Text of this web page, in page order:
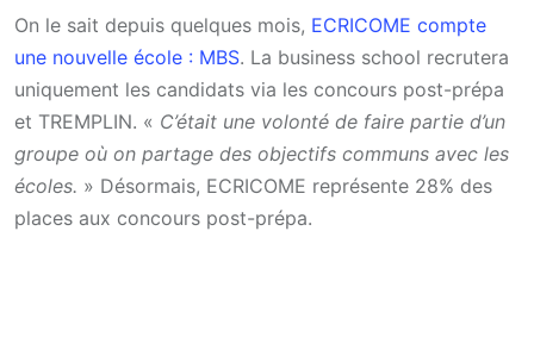
On le sait depuis quelques mois, ECRICOME compte
une nouvelle école : MBS. La business school recrutera
uniquement les candidats via les concours post-prépa
et TREMPLIN. « C’était une volonté de faire partie d’un
groupe où on partage des objectifs communs avec les
écoles. » Désormais, ECRICOME représente 28% des
places aux concours post-prépa.